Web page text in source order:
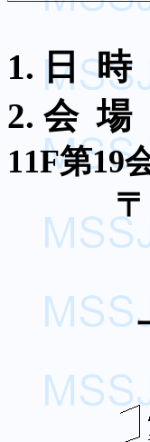
1. 日時
2. 会場
11F第19
〒